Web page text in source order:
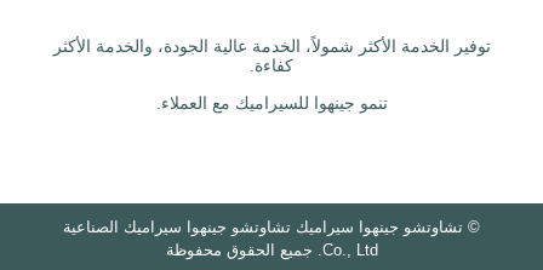
توفير الخدمة الأكثر شمولاً، الخدمة عالية الجودة، والخدمة الأكثر
كفاءة.
تنمو جينهوا للسيراميك مع العملاء.
© تشاوتشو جينهوا سيراميك تشاوتشو جينهوا سيراميك الصناعية
Co., Ltd. جميع الحقوق محفوظة